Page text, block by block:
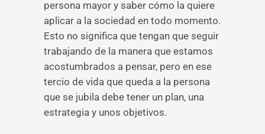
persona mayor y saber cómo la quiere
aplicar a la sociedad en todo momento.
Esto no significa que tengan que seguir
trabajando de la manera que estamos
acostumbrados a pensar, pero en ese
tercio de vida que queda a la persona
que se jubila debe tener un plan, una
estrategia y unos objetivos.